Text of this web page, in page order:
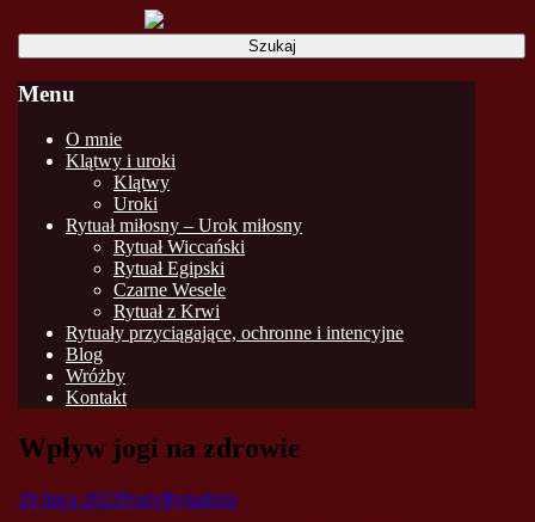
Szukaj:
Menu
Skip
O mnie
Klątwy i uroki
Klątwy
Uroki
Rytuał miłosny – Urok miłosny
Rytuał Wiccański
Rytuał Egipski
Czarne Wesele
Rytuał z Krwi
Rytuały przyciągające, ochronne i intencyjne
Blog
Wróżby
Kontakt
Wpływ jogi na zdrowie
29 lipca 2022PostyRytualista